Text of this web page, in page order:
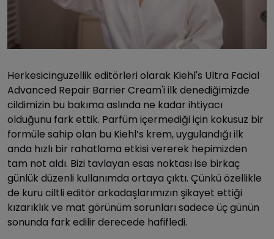
Herkesicinguzellik editörleri olarak Kiehl's Ultra Facial
Advanced Repair Barrier Cream'i ilk denediğimizde
cildimizin bu bakıma aslında ne kadar ihtiyacı
olduğunu fark ettik. Parfüm içermediği için kokusuz bir
formüle sahip olan bu Kiehl’s krem, uygulandığı ilk
anda hızlı bir rahatlama etkisi vererek hepimizden
tam not aldı. Bizi tavlayan esas noktası ise birkaç
günlük düzenli kullanımda ortaya çıktı. Çünkü özellikle
de kuru ciltli editör arkadaşlarımızın şikayet ettiği
kızarıklık ve mat görünüm sorunları sadece üç günün
sonunda fark edilir derecede hafifledi.